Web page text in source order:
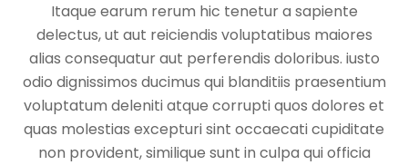
Itaque earum rerum hic tenetur a sapiente
delectus, ut aut reiciendis voluptatibus maiores
alias consequatur aut perferendis doloribus. iusto
odio dignissimos ducimus qui blanditiis praesentium
voluptatum deleniti atque corrupti quos dolores et
quas molestias excepturi sint occaecati cupiditate
non provident, similique sunt in culpa qui officia